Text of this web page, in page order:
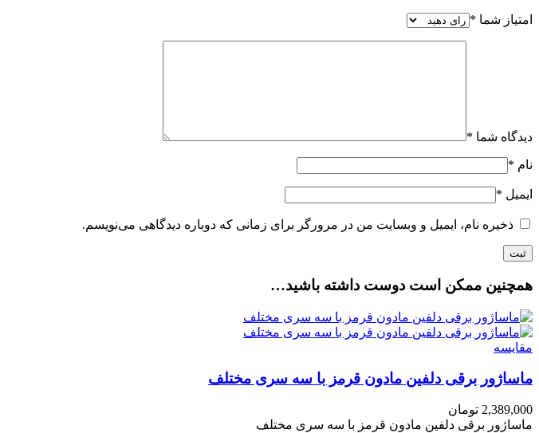
امتیاز شما *
دیدگاه شما *
نام *
ایمیل *
ذخیره نام، ایمیل و وبسایت من در مرورگر برای زمانی که دوباره دیدگاهی می‌نویسم.
همچنین ممکن است دوست داشته باشید…
مقایسه
ماساژور برقی دلفین مادون قرمز با سه سری مختلف
2,389,000 تومان
ماساژور برقی دلفین مادون قرمز با سه سری مختلف